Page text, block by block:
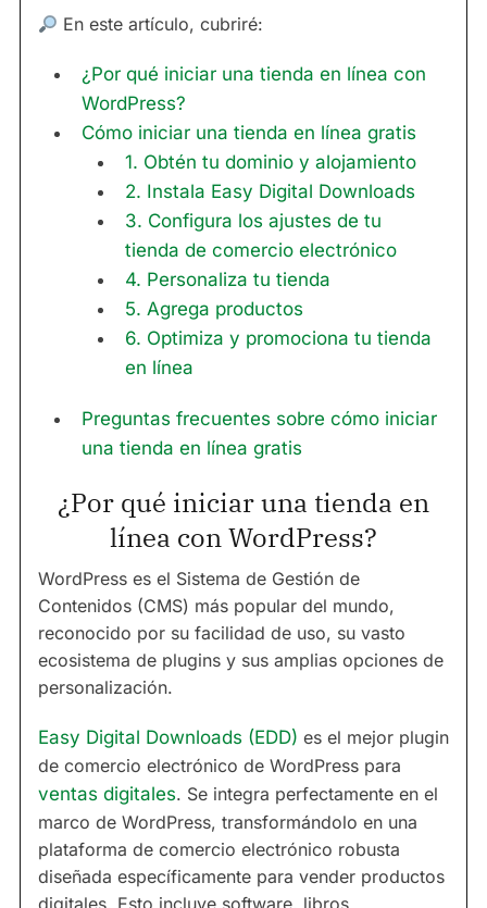
En este artículo, cubriré:
¿Por qué iniciar una tienda en línea con
WordPress?
Cómo iniciar una tienda en línea gratis
1. Obtén tu dominio y alojamiento
2. Instala Easy Digital Downloads
3. Configura los ajustes de tu
tienda de comercio electrónico
4. Personaliza tu tienda
5. Agrega productos
6. Optimiza y promociona tu tienda
en línea
Preguntas frecuentes sobre cómo iniciar
una tienda en línea gratis
¿Por qué iniciar una tienda en
línea con WordPress?
WordPress es el Sistema de Gestión de
Contenidos (CMS) más popular del mundo,
reconocido por su facilidad de uso, su vasto
ecosistema de plugins y sus amplias opciones de
personalización.
Easy Digital Downloads (EDD) es el mejor plugin
de comercio electrónico de WordPress para
ventas digitales. Se integra perfectamente en el
marco de WordPress, transformándolo en una
plataforma de comercio electrónico robusta
diseñada específicamente para vender productos